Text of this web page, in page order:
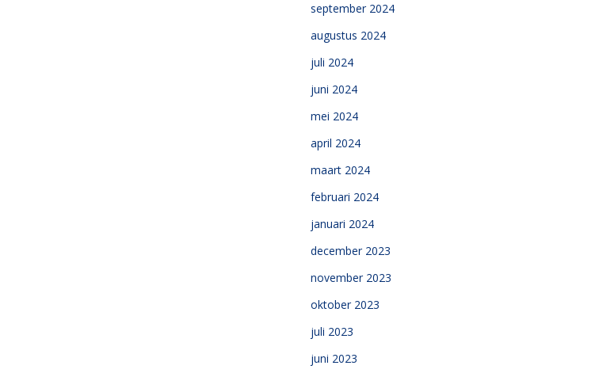
september 2024
augustus 2024
juli 2024
juni 2024
mei 2024
april 2024
maart 2024
februari 2024
januari 2024
december 2023
november 2023
oktober 2023
juli 2023
juni 2023